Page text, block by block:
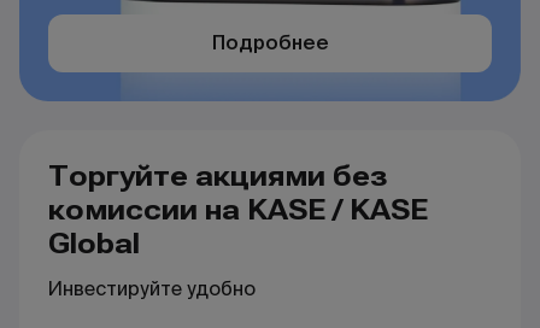
Подробнее
Торгуйте акциями без
комиссии на KASE / KASE
Global
Инвестируйте удобно